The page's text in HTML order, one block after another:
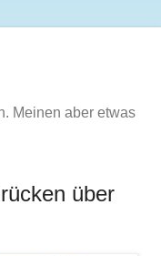
Meinen aber etwas
über